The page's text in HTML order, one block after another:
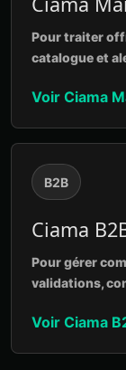
Pour traiter
catalogue et
Voir Ciama
B2B
Ciama
Pour gérer
validations,
Voir Ciama